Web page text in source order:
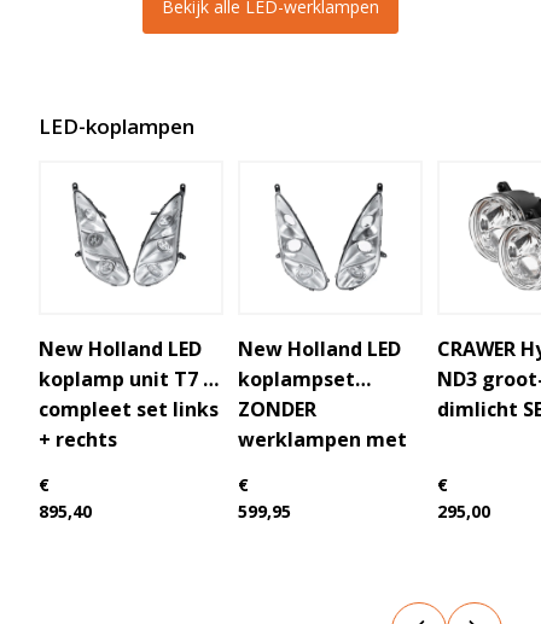
Bekijk alle LED-werklampen
LED-koplampen
New Holland LED
koplamp unit T7 -
compleet set links
+ rechts
€
895,40
New Holland LED
koplampset
ZONDER
werklampen met
+ rechts)
€
599,95
CRAWER
ND3
dimlicht
€
295,00